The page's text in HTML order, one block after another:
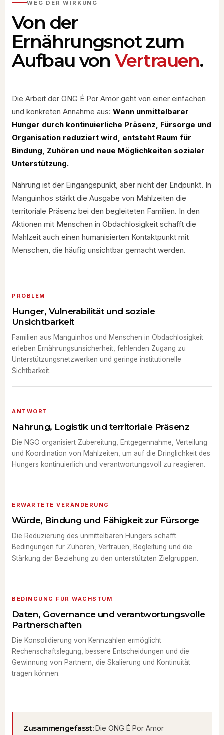
WEG DER WIRKUNG
Von der
Ernährungsnot zum
Aufbau vonVertrauen.
Die Arbeit der ONG É Por Amor geht von einer einfachen
und konkreten Annahme aus: Wenn unmittelbarer
Hunger durch kontinuierliche Präsenz, Fürsorge und
Organisation reduziert wird, entsteht Raum für
Bindung, Zuhören und neue Möglichkeiten sozialer
Unterstützung.
Nahrung ist der Eingangspunkt, aber nicht der Endpunkt. In
Manguinhos stärkt die Ausgabe von Mahlzeiten die
territoriale Präsenz bei den begleiteten Familien. In den
Aktionen mit Menschen in Obdachlosigkeit schafft die
Mahlzeit auch einen humanisierten Kontaktpunkt mit
Menschen, die häufig unsichtbar gemacht werden.
PROBLEM
Hunger, Vulnerabilität und soziale
Unsichtbarkeit
Familien aus Manguinhos und Menschen in Obdachlosigkeit
erleben Ernährungsunsicherheit, fehlenden Zugang zu
Unterstützungsnetzwerken und geringe institutionelle
Sichtbarkeit.
ANTWORT
Nahrung, Logistik und territoriale Präsenz
Die NGO organisiert Zubereitung, Entgegennahme, Verteilung
und Koordination von Mahlzeiten, um auf die Dringlichkeit des
Hungers kontinuierlich und verantwortungsvoll zu reagieren.
ERWARTETE VERÄNDERUNG
Würde, Bindung und Fähigkeit zur Fürsorge
Die Reduzierung des unmittelbaren Hungers schafft
Bedingungen für Zuhören, Vertrauen, Begleitung und die
Stärkung der Beziehung zu den unterstützten Zielgruppen.
BEDINGUNG FÜR WACHSTUM
Daten, Governance und verantwortungsvolle
Partnerschaften
Die Konsolidierung von Kennzahlen ermöglicht
Rechenschaftslegung, bessere Entscheidungen und die
Gewinnung von Partnern, die Skalierung und Kontinuität
tragen können.
Zusammengefasst:Die ONG É Por Amor